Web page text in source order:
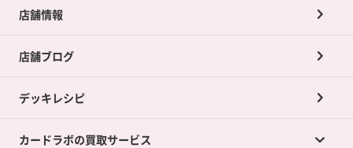
店舗情報
店舗ブログ
デッキレシピ
カードラボの買取サービス